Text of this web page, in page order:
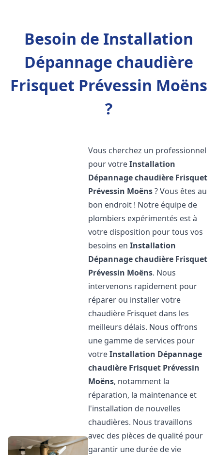
Besoin de Installation
Dépannage chaudière
Frisquet Prévessin Moëns
?
Vous cherchez un professionnel
pour votreInstallation
Dépannage chaudière Frisquet
Prévessin Moëns? Vous êtes au
bon endroit ! Notre équipe de
plombiers expérimentés est à
votre disposition pour tous vos
besoins enInstallation
Dépannage chaudière Frisquet
Prévessin Moëns. Nous
intervenons rapidement pour
réparer ou installer votre
chaudière Frisquet dans les
meilleurs délais. Nous offrons
une gamme de services pour
votreInstallation Dépannage
chaudière Frisquet Prévessin
Moëns, notamment la
réparation, la maintenance et
l'installation de nouvelles
chaudières. Nous travaillons
avec des pièces de qualité pour
garantir une durée de vie